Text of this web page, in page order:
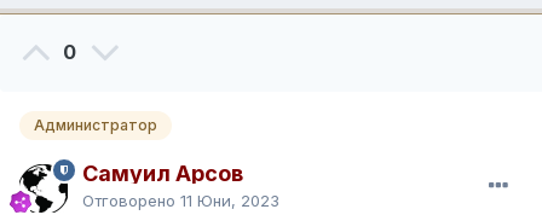
0
Администратор
Самуил Арсов
Отговорено 11 Юни, 2023